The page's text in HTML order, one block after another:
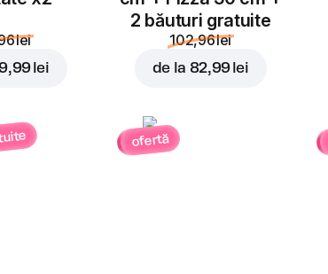
lei
lei
2 băuturi gratuite
102,96 lei
de la 82,99 lei
ofertă